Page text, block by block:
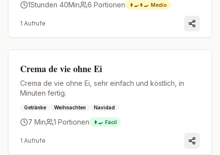
1Stunden 40Min 6 Portionen 👨‍🍳👨‍🍳 Medio
1 Aufrufe
Crema de vie ohne Ei
Crema de vie ohne Ei, sehr einfach und köstlich, in
Minuten fertig.
Getränke Weihnachten Navidad
7 Min 1 Portionen 👨‍🍳 Fácil
1 Aufrufe